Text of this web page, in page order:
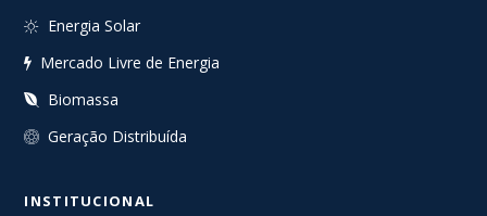
Energia Solar
Mercado Livre de Energia
Biomassa
Geração Distribuída
INSTITUCIONAL